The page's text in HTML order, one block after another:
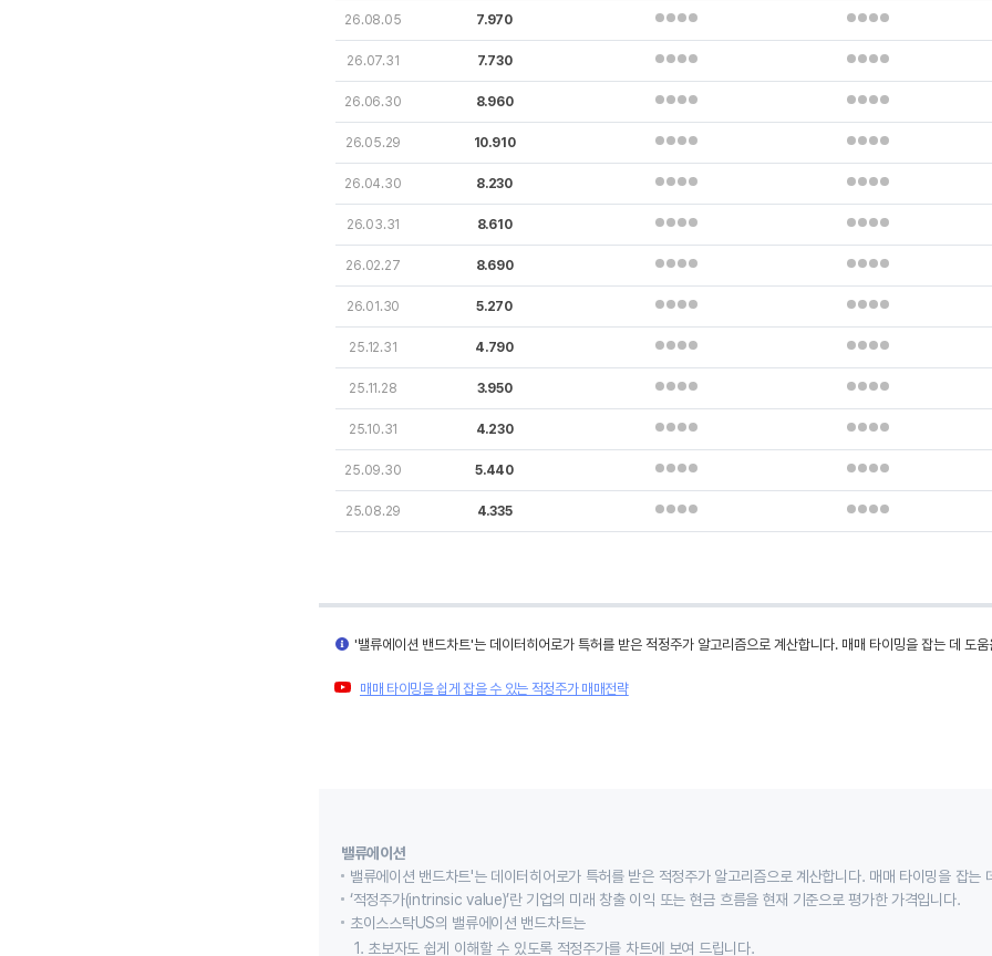
26.08.05 7.970
26.07.31 7.730
26.06.30 8.960
26.05.29 10.910
26.04.30 8.230
26.03.31 8.610
26.02.27 8.690
26.01.30 5.270
25.12.31 4.790
25.11.28 3.950
25.10.31 4.230
25.09.30 5.440
25.08.29 4.335
'밸류에이션 밴드차트'는 데이터히어로가 특허를 받은 적정주가 알고리즘으로 계산합니다. 매매 타이밍을 잡는 데 도
매매 타이밍을 쉽게 잡을 수 있는 적정주가 매매전략
밸류에이션
밸류에이션 밴드차트'는 데이터히어로가 특허를 받은 적정주가 알고리즘으로 계산합니다. 매매 타이밍을 잡는
‘적정주가(intrinsic value)’란 기업의 미래 창출 이익 또는 현금 흐름을 현재 기준으로 평가한 가격입니다.
초이스스탁US의 밸류에이션 밴드차트는
1. 초보자도 쉽게 이해할 수 있도록 적정주가를 차트에 보여 드립니다.